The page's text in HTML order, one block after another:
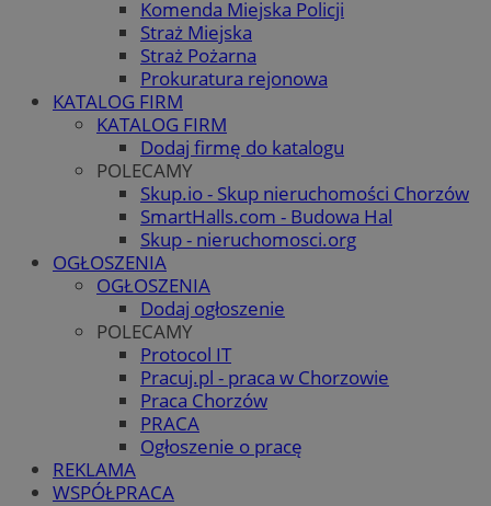
Komenda Miejska Policji
Straż Miejska
Straż Pożarna
Prokuratura rejonowa
KATALOG FIRM
KATALOG FIRM
Dodaj firmę do katalogu
POLECAMY
Skup.io - Skup nieruchomości Chorzów
SmartHalls.com - Budowa Hal
Skup - nieruchomosci.org
OGŁOSZENIA
OGŁOSZENIA
Dodaj ogłoszenie
POLECAMY
Protocol IT
Pracuj.pl - praca w Chorzowie
Praca Chorzów
PRACA
Ogłoszenie o pracę
REKLAMA
WSPÓŁPRACA